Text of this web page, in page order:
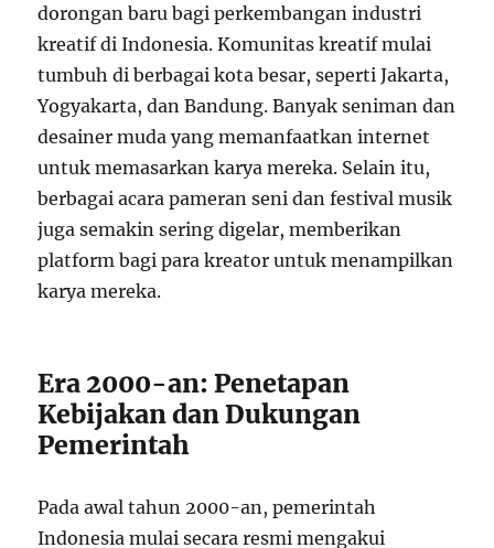
dorongan baru bagi perkembangan industri
kreatif di Indonesia. Komunitas kreatif mulai
tumbuh di berbagai kota besar, seperti Jakarta,
Yogyakarta, dan Bandung. Banyak seniman dan
desainer muda yang memanfaatkan internet
untuk memasarkan karya mereka. Selain itu,
berbagai acara pameran seni dan festival musik
juga semakin sering digelar, memberikan
platform bagi para kreator untuk menampilkan
karya mereka.
Era 2000-an: Penetapan
Kebijakan dan Dukungan
Pemerintah
Pada awal tahun 2000-an, pemerintah
Indonesia mulai secara resmi mengakui